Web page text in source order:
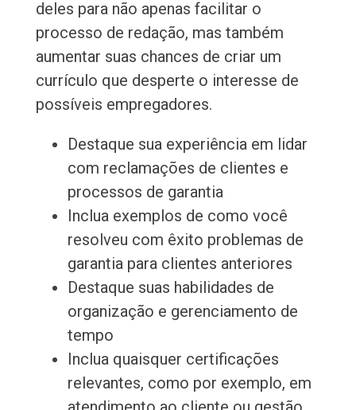
deles para não apenas facilitar o
processo de redação, mas também
aumentar suas chances de criar um
currículo que desperte o interesse de
possíveis empregadores.
Destaque sua experiência em lidar
com reclamações de clientes e
processos de garantia
Inclua exemplos de como você
resolveu com êxito problemas de
garantia para clientes anteriores
Destaque suas habilidades de
organização e gerenciamento de
tempo
Inclua quaisquer certificações
relevantes, como por exemplo, em